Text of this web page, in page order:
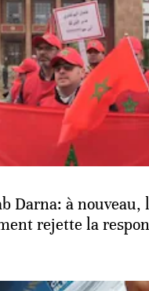
Darna: à nouveau,
rejette la